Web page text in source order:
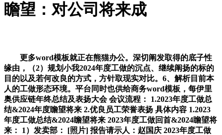
瞻望：对公司将来成
更多word模板就正在熊猫办公。深切阐发取得的底子性
缘由，（2）规划小我2024年度工做的沉点、继续阐扬的标的
目的以及若何改良的方式，方针取现实对比。6、解析目前本
人的工做形态环境。平台同时也供给商务word模板，每伊里
奥供应链年终总结及表扬大会 会议流程： 1.2023年度工做总
结&2024年度瞻望将来 2.优良员工荣誉表扬 具体内容 1.2023
年度工做总结&2024瞻望将来 2023年度工做回首&2024瞻望将
来： 1）发卖部： [照片] 报告请示人：赵国庆 2023年度工做